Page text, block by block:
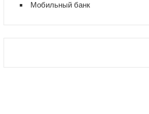
Мобильный банк